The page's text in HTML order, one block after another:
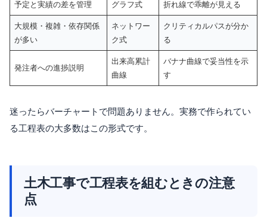
予定と実績の差を管理 グラフ式 折れ線で乖離が見える
大規模・複雑・依存関係
が多い
ネットワー
ク式
クリティカルパスが分か
る
発注者への進捗説明
出来高累計
曲線
バナナ曲線で妥当性を示
す
迷ったらバーチャートで問題ありません。実務で作られてい
る工程表の大多数はこの形式です。
土木工事で工程表を組むときの注意
点